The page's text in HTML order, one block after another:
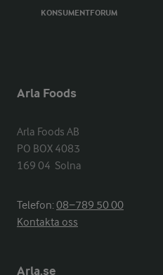
KONSUMENTFORUM
Arla Foods
Arla Foods AB
PO BOX 4083
169 04  Solna
Telefon:08−789 50 00
Kontakta oss
Arla.se